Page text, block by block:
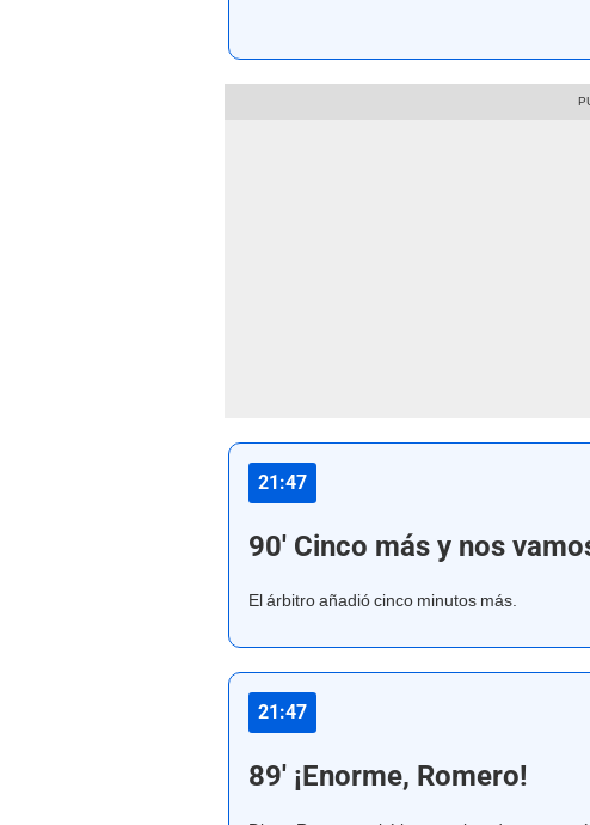
21:47
90' Cinco más y nos
El árbitro añadió cinco minutos más.
21:47
89' ¡Enorme, Romero!